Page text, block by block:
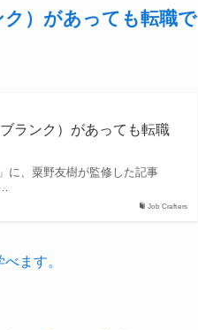
）があっても転職で
Job Crafters
ランク）があっても転職
に、粟野友樹が監修した記事
ます。